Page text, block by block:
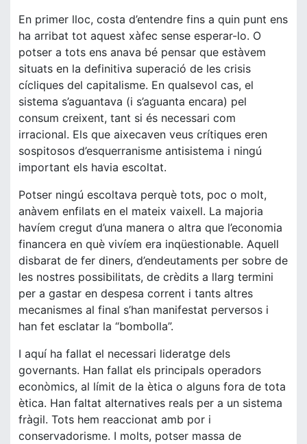
En primer lloc, costa d’entendre fins a quin punt ens
ha arribat tot aquest xàfec sense esperar-lo. O
potser a tots ens anava bé pensar que estàvem
situats en la definitiva superació de les crisis
cícliques del capitalisme. En qualsevol cas, el
sistema s’aguantava (i s’aguanta encara) pel
consum creixent, tant si és necessari com
irracional. Els que aixecaven veus crítiques eren
sospitosos d’esquerranisme antisistema i ningú
important els havia escoltat.
Potser ningú escoltava perquè tots, poc o molt,
anàvem enfilats en el mateix vaixell. La majoria
havíem cregut d’una manera o altra que l’economia
financera en què vivíem era inqüestionable. Aquell
disbarat de fer diners, d’endeutaments per sobre de
les nostres possibilitats, de crèdits a llarg termini
per a gastar en despesa corrent i tants altres
mecanismes al final s’han manifestat perversos i
han fet esclatar la “bombolla”.
I aquí ha fallat el necessari lideratge dels
governants. Han fallat els principals operadors
econòmics, al límit de la ètica o alguns fora de tota
ètica. Han faltat alternatives reals per a un sistema
fràgil. Tots hem reaccionat amb por i
conservadorisme. I molts, potser massa de